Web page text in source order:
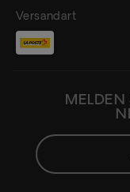
Versandart
MELDEN